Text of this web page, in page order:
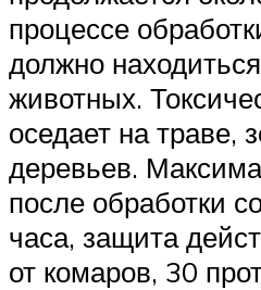
процессе
должно
животных.
оседает на траве,
деревьев.
после обработки
часа, защита
от комаров, 30